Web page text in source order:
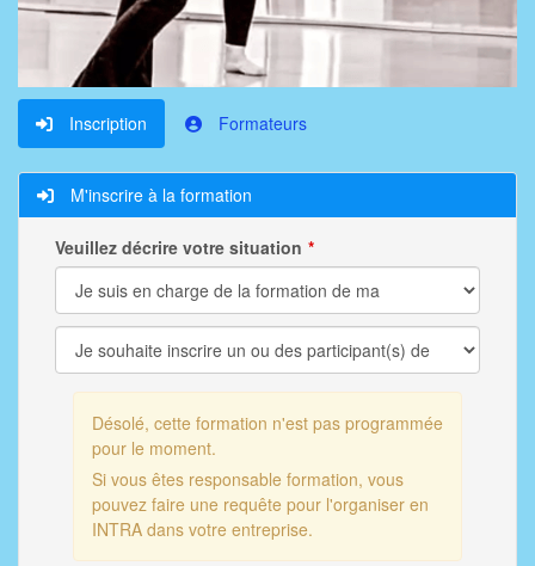
Inscription Formateurs
M'inscrire à la formation
Veuillez décrire votre situation
Désolé, cette formation n'est pas programmée
pour le moment.
Si vous êtes responsable formation, vous
pouvez faire une requête pour l'organiser en
INTRA dans votre entreprise.